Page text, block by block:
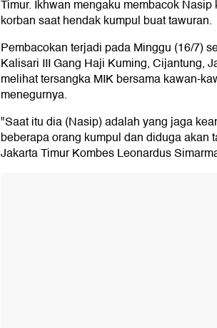
Timur. Ikhwan mengaku membacok
korban saat hendak kumpul buat tawuran.
Pembacokan terjadi pada Minggu (16/7)
Kalisari III Gang Haji Kuming, Cijantung,
melihat tersangka MIK bersama kawan-
menegurnya.
"Saat itu dia (Nasip) adalah yang jaga
beberapa orang kumpul dan diduga akan
Jakarta Timur Kombes Leonardus